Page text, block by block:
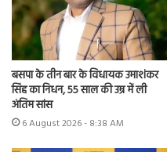
बसपा के तीन बार के विधायक उमाशंकर
सिंह का निधन, 55 साल की उम्र में ली
अंतिम सांस
6 August 2026 - 8:38 AM